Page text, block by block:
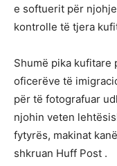
e softuerit për
kontrolle të tjera
Shumë pika kufitare
oficerëve të
për të fotografuar
njohin veten
fytyrës, makinat
shkruan Huff Post .